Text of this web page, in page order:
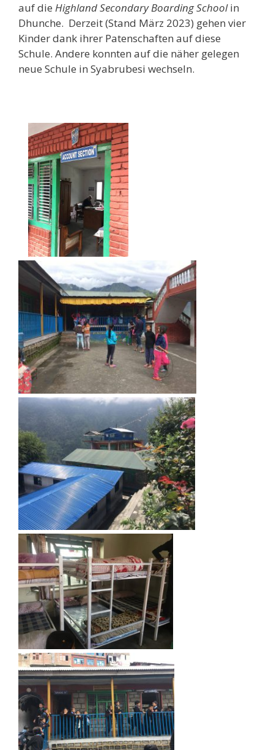
auf die Highland Secondary Boarding Schoolin
Dhunche. Derzeit (Stand März 2023) gehen vier
Kinder dank ihrer Patenschaften auf diese
Schule. Andere konnten auf die näher gelegen
neue Schule in Syabrubesi wechseln.